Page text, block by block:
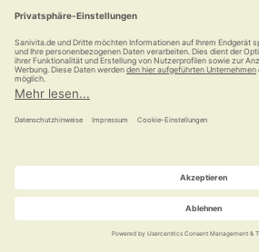
Kauf auf Rechnung
versandkostenfrei
© Ludwig Bertram GmbH | 2026